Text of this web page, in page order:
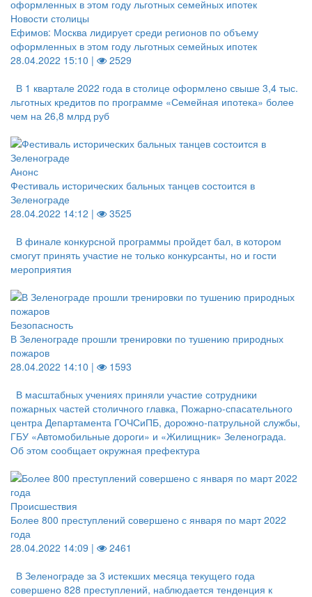
Новости столицы
Ефимов: Москва лидирует среди регионов по объему
оформленных в этом году льготных семейных ипотек
28.04.2022 15:10 |
2529
В 1 квартале 2022 года в столице оформлено свыше 3,4 тыс.
льготных кредитов по программе «Семейная ипотека» более
чем на 26,8 млрд руб
Анонс
Фестиваль исторических бальных танцев состоится в
Зеленограде
28.04.2022 14:12 |
3525
В финале конкурсной программы пройдет бал, в котором
смогут принять участие не только конкурсанты, но и гости
мероприятия
Безопасность
В Зеленограде прошли тренировки по тушению природных
пожаров
28.04.2022 14:10 |
1593
В масштабных учениях приняли участие сотрудники
пожарных частей столичного главка, Пожарно-спасательного
центра Департамента ГОЧСиПБ, дорожно-патрульной службы,
ГБУ «Автомобильные дороги» и «Жилищник» Зеленограда.
Об этом сообщает окружная префектура
Происшествия
Более 800 преступлений совершено с января по март 2022
года
28.04.2022 14:09 |
2461
В Зеленограде за 3 истекших месяца текущего года
совершено 828 преступлений, наблюдается тенденция к